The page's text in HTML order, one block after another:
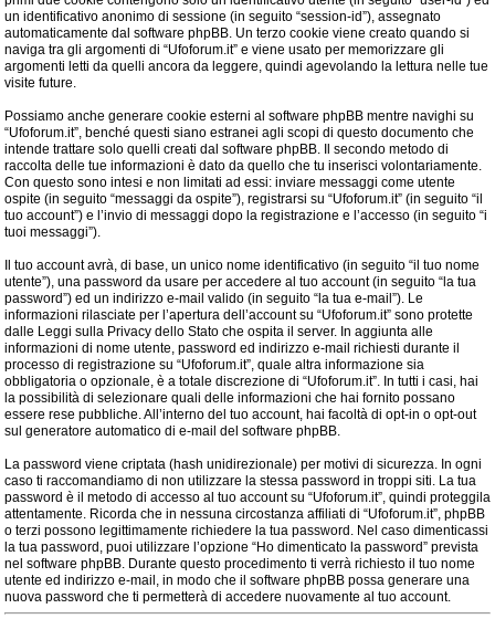
un identificativo anonimo di sessione (in seguito “session-id”), assegnato
automaticamente dal software phpBB. Un terzo cookie viene creato quando si
naviga tra gli argomenti di “Ufoforum.it” e viene usato per memorizzare gli
argomenti letti da quelli ancora da leggere, quindi agevolando la lettura nelle tue
visite future.
Possiamo anche generare cookie esterni al software phpBB mentre navighi su
“Ufoforum.it”, benché questi siano estranei agli scopi di questo documento che
intende trattare solo quelli creati dal software phpBB. Il secondo metodo di
raccolta delle tue informazioni è dato da quello che tu inserisci volontariamente.
Con questo sono intesi e non limitati ad essi: inviare messaggi come utente
ospite (in seguito “messaggi da ospite”), registrarsi su “Ufoforum.it” (in seguito “il
tuo account”) e l’invio di messaggi dopo la registrazione e l’accesso (in seguito “i
tuoi messaggi”).
Il tuo account avrà, di base, un unico nome identificativo (in seguito “il tuo nome
utente”), una password da usare per accedere al tuo account (in seguito “la tua
password”) ed un indirizzo e-mail valido (in seguito “la tua e-mail”). Le
informazioni rilasciate per l’apertura dell’account su “Ufoforum.it” sono protette
dalle Leggi sulla Privacy dello Stato che ospita il server. In aggiunta alle
informazioni di nome utente, password ed indirizzo e-mail richiesti durante il
processo di registrazione su “Ufoforum.it”, quale altra informazione sia
obbligatoria o opzionale, è a totale discrezione di “Ufoforum.it”. In tutti i casi, hai
la possibilità di selezionare quali delle informazioni che hai fornito possano
essere rese pubbliche. All’interno del tuo account, hai facoltà di opt-in o opt-out
sul generatore automatico di e-mail del software phpBB.
La password viene criptata (hash unidirezionale) per motivi di sicurezza. In ogni
caso ti raccomandiamo di non utilizzare la stessa password in troppi siti. La tua
password è il metodo di accesso al tuo account su “Ufoforum.it”, quindi proteggila
attentamente. Ricorda che in nessuna circostanza affiliati di “Ufoforum.it”, phpBB
o terzi possono legittimamente richiedere la tua password. Nel caso dimenticassi
la tua password, puoi utilizzare l’opzione “Ho dimenticato la password” prevista
nel software phpBB. Durante questo procedimento ti verrà richiesto il tuo nome
utente ed indirizzo e-mail, in modo che il software phpBB possa generare una
nuova password che ti permetterà di accedere nuovamente al tuo account.